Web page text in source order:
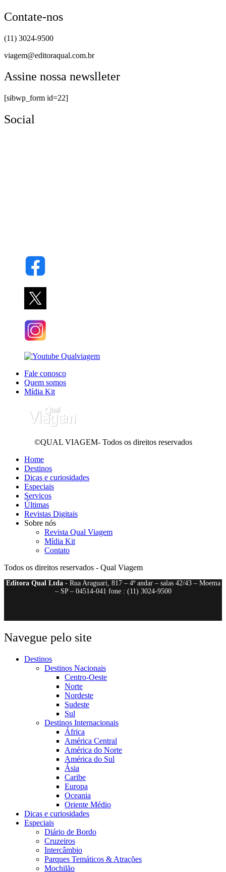
Contate-nos
(11) 3024-9500
viagem@editoraqual.com.br
Assine nossa newslleter
[sibwp_form id=22]
Social
Fale conosco
Quem somos
Mídia Kit
©QUAL VIAGEM- Todos os direitos reservados
Home
Destinos
Dicas e curiosidades
Especiais
Serviços
Últimas
Revistas Digitais
Sobre nós
Revista Qual Viagem
Mídia Kit
Contato
Todos os direitos reservados - Qual Viagem
Editora Qual Ltda- Rua Araguari, 817 – 4º andar – salas 42/43 – Moema
– SP – 04514-041 fone : (11) 3024-9500
Navegue pelo site
Destinos
Destinos Nacionais
Centro-Oeste
Norte
Nordeste
Sudeste
Sul
Destinos Internacionais
África
América Central
América do Norte
América do Sul
Ásia
Caribe
Europa
Oceania
Oriente Médio
Dicas e curiosidades
Especiais
Diário de Bordo
Cruzeiros
Intercâmbio
Parques Temáticos & Atrações
Mochilão